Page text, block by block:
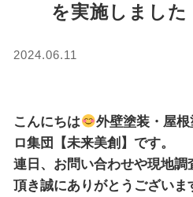
を実施しました
2024.06.11
こんにちは
外壁塗装・屋
ロ集団【未来美創】です。
連日、お問い合わせや現地
頂き誠にありがとうございま